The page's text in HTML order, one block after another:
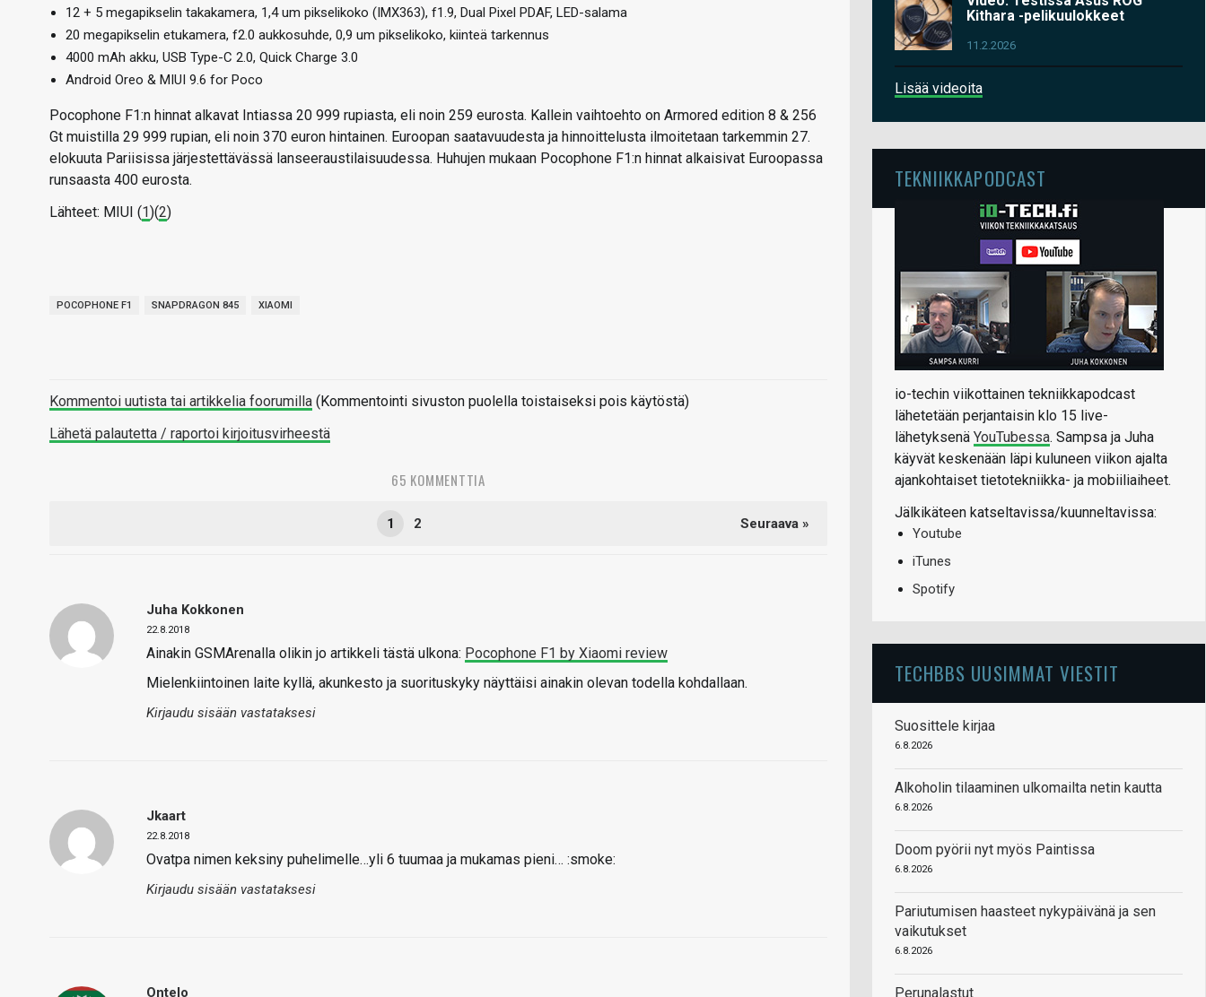
12 + 5 megapikselin takakamera, 1,4 um pikselikoko (IMX363), f1.9, Dual Pixel PDAF, LED-salama
20 megapikselin etukamera, f2.0 aukkosuhde, 0,9 um pikselikoko, kiinteä tarkennus
4000 mAh akku, USB Type-C 2.0, Quick Charge 3.0
Android Oreo & MIUI 9.6 for Poco
Pocophone F1:n hinnat alkavat Intiassa 20 999 rupiasta, eli noin 259 eurosta. Kallein vaihtoehto on Armored edition 8 & 256
Gt muistilla 29 999 rupian, eli noin 370 euron hintainen. Euroopan saatavuudesta ja hinnoittelusta ilmoitetaan tarkemmin 27.
elokuuta Pariisissa järjestettävässä lanseeraustilaisuudessa. Huhujen mukaan Pocophone F1:n hinnat alkaisivat Euroopassa
runsaasta 400 eurosta.
Lähteet: MIUI (1)(2)
POCOPHONE F1 SNAPDRAGON 845 XIAOMI
Kommentoi uutista tai artikkelia foorumilla (Kommentointi sivuston puolella toistaiseksi pois käytöstä)
Lähetä palautetta / raportoi kirjoitusvirheestä
65 KOMMENTTIA
1 2 Seuraava »
Juha Kokkonen
22.8.2018
Ainakin GSMArenalla olikin jo artikkeli tästä ulkona: Pocophone F1 by Xiaomi review
Mielenkiintoinen laite kyllä, akunkesto ja suorituskyky näyttäisi ainakin olevan todella kohdallaan.
Kirjaudu sisään vastataksesi
Jkaart
22.8.2018
Ovatpa nimen keksiny puhelimelle…yli 6 tuumaa ja mukamas pieni… :smoke:
Kirjaudu sisään vastataksesi
Ontelo
Kithara -pelikuulokkeet
11.2.2026
Lisää videoita
TEKNIIKKAPODCAST
io-techin viikottainen tekniikkapodcast
lähetetään perjantaisin klo 15 live-
lähetyksenä YouTubessa. Sampsa ja Juha
käyvät keskenään läpi kuluneen viikon ajalta
ajankohtaiset tietotekniikka- ja mobiiliaiheet.
Jälkikäteen katseltavissa/kuunneltavissa:
Youtube
iTunes
Spotify
TECHBBS UUSIMMAT VIESTIT
Suosittele kirjaa
6.8.2026
Alkoholin tilaaminen ulkomailta netin kautta
6.8.2026
Doom pyörii nyt myös Paintissa
6.8.2026
Pariutumisen haasteet nykypäivänä ja sen
vaikutukset
6.8.2026
Perunalastut